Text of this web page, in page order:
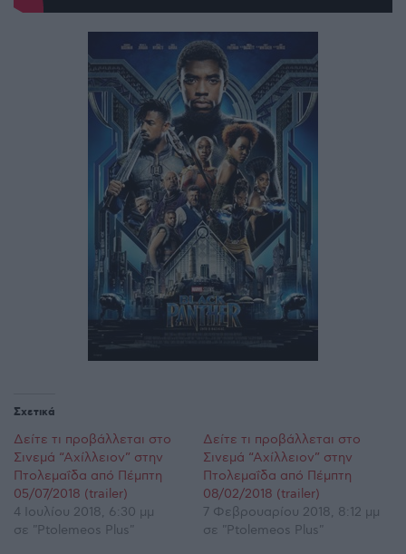
Σχετικά
Δείτε τι προβάλλεται στο
Σινεμά “Αχίλλειον” στην
Πτολεμαΐδα από Πέμπτη
05/07/2018 (trailer)
4 Ιουλίου 2018, 6:30 μμ
σε "Ptolemeos Plus"
Δείτε τι προβάλλεται στο
Σινεμά “Αχίλλειον” στην
Πτολεμαΐδα από Πέμπτη
08/02/2018 (trailer)
7 Φεβρουαρίου 2018, 8:12 μμ
σε "Ptolemeos Plus"